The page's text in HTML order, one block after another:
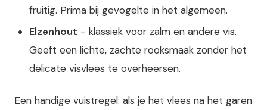
fruitig. Prima bij gevogelte in het algemeen.
Elzenhout - klassiek voor zalm en andere vis.
Geeft een lichte, zachte rooksmaak zonder het
delicate visvlees te overheersen.
Een handige vuistregel: als je het vlees na het garen